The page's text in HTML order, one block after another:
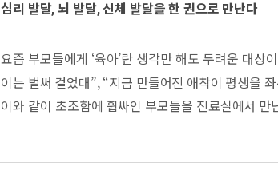
심리 발달, 뇌 발달, 신체 발달을 한 권으로 만난다
요즘 부모들에게 ‘육아’란 생각만 해도 두려운 대
이는 벌써 걸었대”, “지금 만들어진 애착이 평생을
이와 같이 초조함에 휩싸인 부모들을 진료실에서